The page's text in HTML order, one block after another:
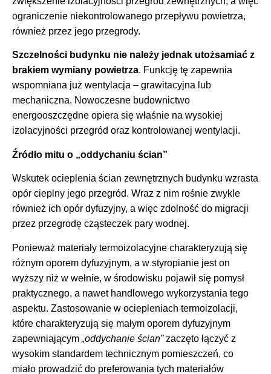
ograniczenie niekontrolowanego przepływu powietrza,
również przez jego przegrody.
Szczelności budynku nie należy jednak utożsamiać z
brakiem wymiany powietrza. Funkcję tę zapewnia
wspomniana już wentylacja – grawitacyjna lub
mechaniczna. Nowoczesne budownictwo
energooszczędne opiera się właśnie na wysokiej
izolacyjności przegród oraz kontrolowanej wentylacji.
Źródło mitu o „oddychaniu ścian”
Wskutek ocieplenia ścian zewnętrznych budynku wzrasta
opór cieplny jego przegród. Wraz z nim rośnie zwykle
również ich opór dyfuzyjny, a więc zdolność do migracji
przez przegrodę cząsteczek pary wodnej.
Ponieważ materiały termoizolacyjne charakteryzują się
różnym oporem dyfuzyjnym, a w styropianie jest on
wyższy niż w wełnie, w środowisku pojawił się pomysł
praktycznego, a nawet handlowego wykorzystania tego
aspektu. Zastosowanie w ociepleniach termoizolacji,
które charakteryzują się małym oporem dyfuzyjnym
zapewniającym „oddychanie ścian”zaczęto łączyć z
wysokim standardem technicznym pomieszczeń, co
miało prowadzić do preferowania tych materiałów